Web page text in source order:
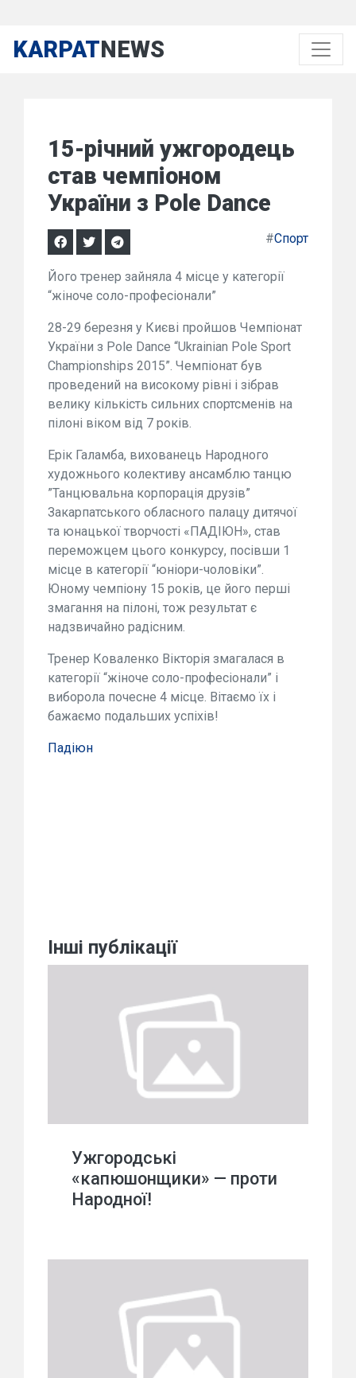
KARPATNEWS
15-річний ужгородець
став чемпіоном
України з Pole Dance
#Спорт
Його тренер зайняла 4 місце у категорії
“жіноче соло-професіонали”
28-29 березня у Києві пройшов Чемпіонат
України з Pole Dance “Ukrainian Pole Sport
Championships 2015”. Чемпіонат був
проведений на високому рівні і зібрав
велику кількість сильних спортсменів на
пілоні віком від 7 років.
Ерік Галамба, вихованець Народного
художнього колективу ансамблю танцю
”Танцювальна корпорація друзів”
Закарпатського обласного палацу дитячої
та юнацької творчості «ПАДІЮН», став
переможцем цього конкурсу, посівши 1
місце в категорії “юніори-чоловіки”.
Юному чемпіону 15 років, це його перші
змагання на пілоні, тож результат є
надзвичайно радісним.
Тренер Коваленко Вікторія змагалася в
категорії “жіноче соло-професіонали” і
виборола почесне 4 місце. Вітаємо їх і
бажаємо подальших успіхів!
Падіюн
Інші публікації
Ужгородські
«капюшонщики» — проти
Народної!